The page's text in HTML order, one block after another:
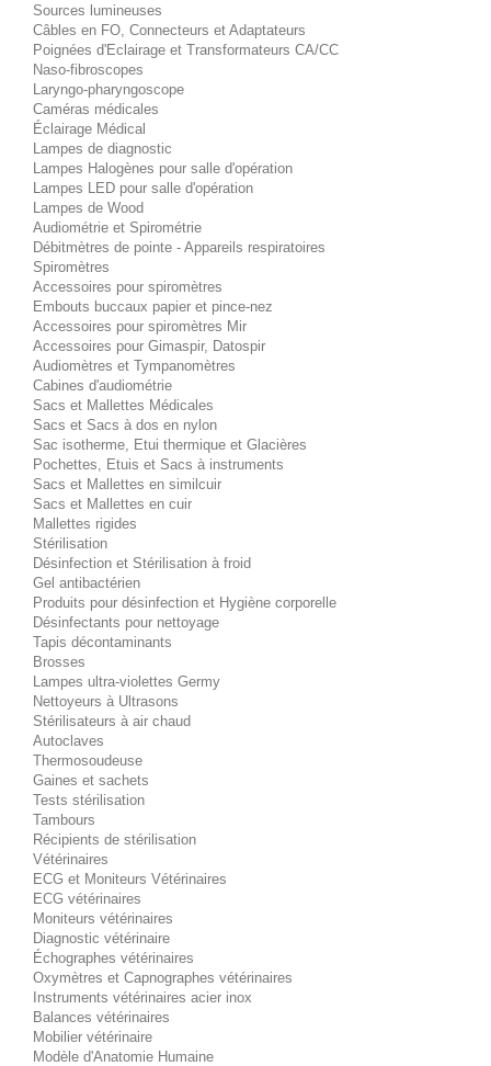
Sources lumineuses
Câbles en FO, Connecteurs et Adaptateurs
Poignées d'Eclairage et Transformateurs CA/CC
Naso-fibroscopes
Laryngo-pharyngoscope
Caméras médicales
Éclairage Médical
Lampes de diagnostic
Lampes Halogènes pour salle d'opération
Lampes LED pour salle d'opération
Lampes de Wood
Audiométrie et Spirométrie
Débitmètres de pointe - Appareils respiratoires
Spiromètres
Accessoires pour spiromètres
Embouts buccaux papier et pince-nez
Accessoires pour spiromètres Mir
Accessoires pour Gimaspir, Datospir
Audiomètres et Tympanomètres
Cabines d'audiométrie
Sacs et Mallettes Médicales
Sacs et Sacs à dos en nylon
Sac isotherme, Etui thermique et Glacières
Pochettes, Etuis et Sacs à instruments
Sacs et Mallettes en similcuir
Sacs et Mallettes en cuir
Mallettes rigides
Stérilisation
Désinfection et Stérilisation à froid
Gel antibactérien
Produits pour désinfection et Hygiène corporelle
Désinfectants pour nettoyage
Tapis décontaminants
Brosses
Lampes ultra-violettes Germy
Nettoyeurs à Ultrasons
Stérilisateurs à air chaud
Autoclaves
Thermosoudeuse
Gaines et sachets
Tests stérilisation
Tambours
Récipients de stérilisation
Vétérinaires
ECG et Moniteurs Vétérinaires
ECG vétérinaires
Moniteurs vétérinaires
Diagnostic vétérinaire
Échographes vétérinaires
Oxymètres et Capnographes vétérinaires
Instruments vétérinaires acier inox
Balances vétérinaires
Mobilier vétérinaire
Modèle d'Anatomie Humaine